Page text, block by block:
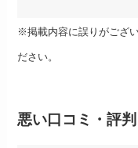
※掲載内容に誤りがござ
ださい。
悪い口コミ・評